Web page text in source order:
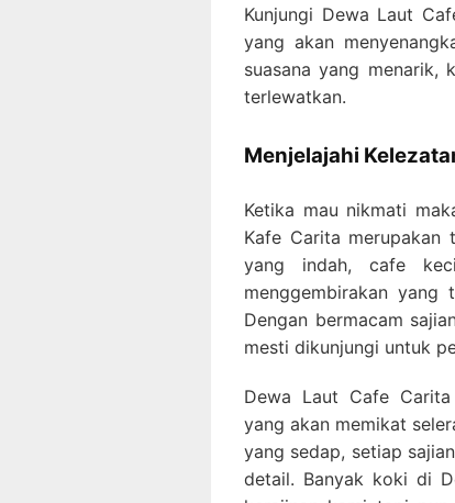
Kunjungi Dewa Laut
yang akan
suasana yang menarik,
terlewatkan.
Menjelajahi
Ketika mau nikmati
Kafe Carita merupakan
yang indah, cafe
menggembirakan
Dengan bermacam
mesti dikunjungi untuk
Dewa Laut Cafe
yang akan memikat
yang sedap, setiap
detail. Banyak koki di